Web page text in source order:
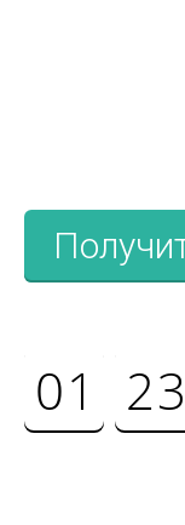
01 23